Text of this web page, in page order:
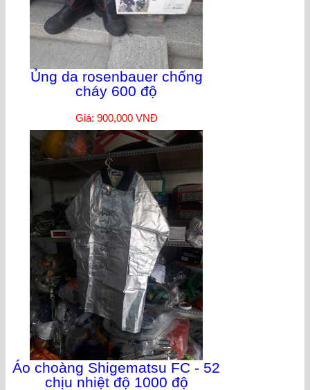
Ủng da rosenbauer chống
cháy 600 độ
Giá: 900,000 VNĐ
Áo choàng Shigematsu FC - 52
chịu nhiệt độ 1000 độ